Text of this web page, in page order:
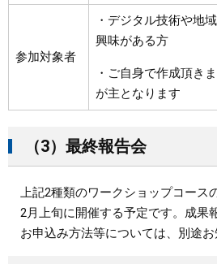
参加対象者
・デジタル技術や地
興味がある方
・ご自身で作成頂き
が主となります
（3）最終報告会
上記2種類のワークショップコース
2月上旬に開催する予定です。成果
お申込み方法等については、別途お